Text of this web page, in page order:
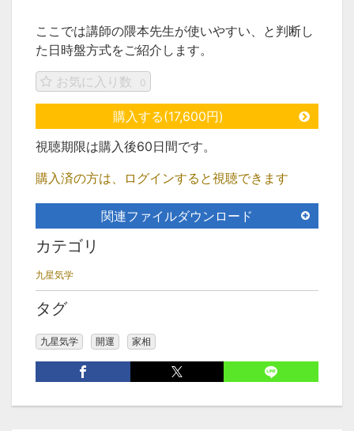
ここでは講師の隈本先生が使いやすい、と判断し
た日時盤方式をご紹介します。
お気に入り数
0
購入する(17,600円)
視聴期限は購入後60日間です。
購入済の方は、ログインすると視聴できます
関連ファイルダウンロード
カテゴリ
九星気学
タグ
九星気学 開運 家相